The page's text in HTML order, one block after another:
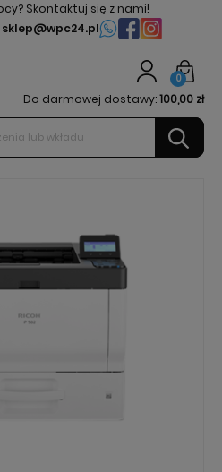
Skontaktuj się z nami!
sklep@wpc24.pl
0
Do darmowej dostawy:100,00 zł